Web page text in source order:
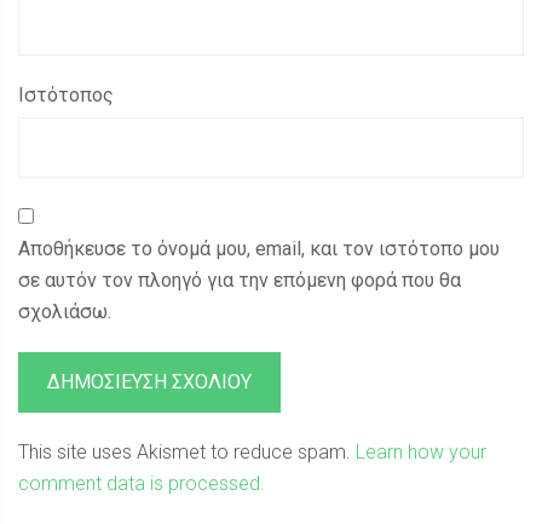
Ιστότοπος
Αποθήκευσε το όνομά μου, email, και τον ιστότοπο μου
σε αυτόν τον πλοηγό για την επόμενη φορά που θα
σχολιάσω.
This site uses Akismet to reduce spam. Learn how your
comment data is processed.